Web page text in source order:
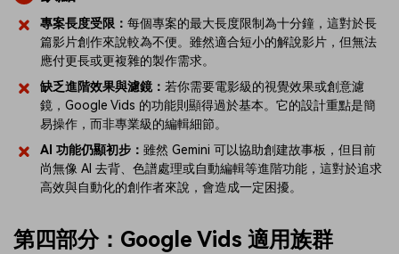
專案長度受限： 每個專案的最大長度限制為十分鐘，這對於長
篇影片創作來說較為不便。雖然適合短小的解說影片，但無法
應付更長或更複雜的製作需求。
缺乏進階效果與濾鏡： 若你需要電影級的視覺效果或創意濾
鏡，Google Vids 的功能則顯得過於基本。它的設計重點是簡
易操作，而非專業級的編輯細節。
AI 功能仍顯初步： 雖然 Gemini 可以協助創建故事板，但目前
尚無像 AI 去背、色譜處理或自動編輯等進階功能，這對於追求
高效與自動化的創作者來說，會造成一定困擾。
第四部分：Google Vids 適用族群